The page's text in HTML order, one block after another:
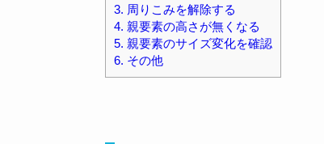
3. 周りこみを解除する
4. 親要素の高さが無くなる
5. 親要素のサイズ変化を確認
6. その他